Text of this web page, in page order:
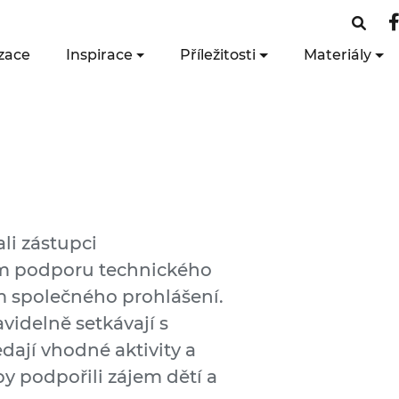
Inspirace Příležitosti Materiály
zástupci
podporu technického
společného prohlášení.
setkávají s
vhodné aktivity a
podpořili zájem dětí a